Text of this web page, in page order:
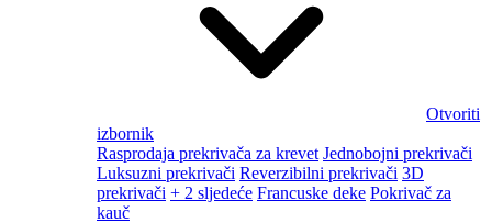
Otvoriti
izbornik
Rasprodaja prekrivača za krevet Jednobojni prekrivači
Luksuzni prekrivači Reverzibilni prekrivači 3D
prekrivači + 2 sljedeće Francuske deke Pokrivač za
kauč